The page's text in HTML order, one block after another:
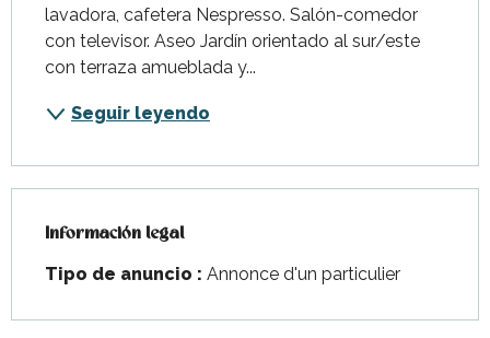
lavadora, cafetera Nespresso. Salón-comedor
con televisor. Aseo Jardín orientado al sur/este
con terraza amueblada y...
Seguir leyendo
Información legal
Información legal
Tipo de anuncio : Annonce d'un particulier